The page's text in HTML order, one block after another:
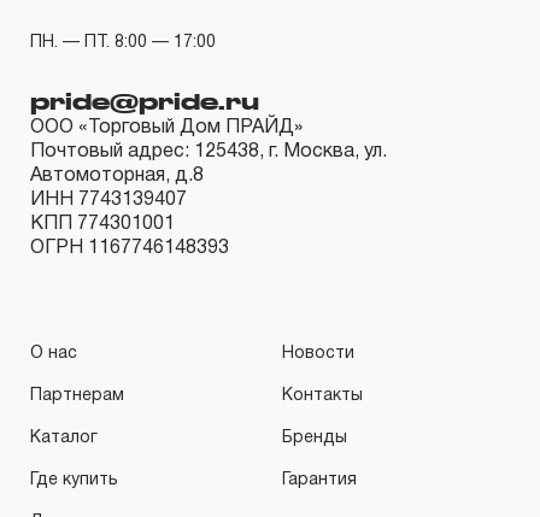
ПН. — ПТ. 8:00 — 17:00
pride@pride.ru
ООО «Торговый Дом ПРАЙД»
Почтовый адрес: 125438, г. Москва, ул.
Автомоторная, д.8
ИНН 7743139407
КПП 774301001
ОГРН 1167746148393
О нас Новости
Партнерам Контакты
Каталог Бренды
Где купить Гарантия